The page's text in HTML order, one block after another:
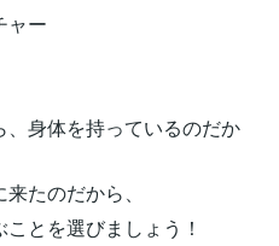
ャー
身体を持っているのだか
たのだから、
とを選びましょう！